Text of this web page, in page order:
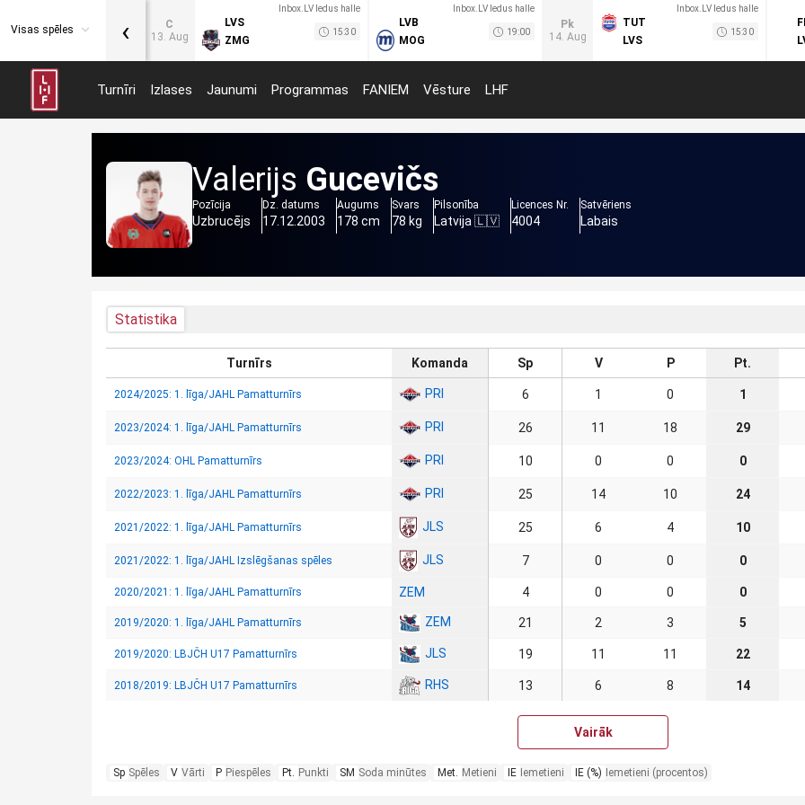
Visas spēles
C
13. Aug
Inbox.LV ledus halle
LVS
ZMG
15:30
Inbox.LV ledus halle
LVB
MOG
19:00
Pk
14. Aug
Inbox.LV ledus halle
TUT
LVS
15:30
‹
Turnīri Izlases Jaunumi Programmas FANIEM Vēsture LHF
Valerijs Gucevičs
Pozīcija
Uzbrucējs
Dz. datums
17.12.2003
Augums
178 cm
Svars
78 kg
Pilsonība
Latvija 🇱🇻
Licences Nr.
4004
Satvēriens
Labais
Statistika
Turnīrs Komanda Sp V P Pt.
2024/2025: 1. līga/JAHL Pamatturnīrs PRI 6 1 0 1
2023/2024: 1. līga/JAHL Pamatturnīrs PRI 26 11 18 29
2023/2024: OHL Pamatturnīrs PRI 10 0 0 0
2022/2023: 1. līga/JAHL Pamatturnīrs PRI 25 14 10 24
2021/2022: 1. līga/JAHL Pamatturnīrs JLS 25 6 4 10
2021/2022: 1. līga/JAHL Izslēgšanas spēles JLS 7 0 0 0
2020/2021: 1. līga/JAHL Pamatturnīrs ZEM 4 0 0 0
2019/2020: 1. līga/JAHL Pamatturnīrs ZEM 21 2 3 5
2019/2020: LBJČH U17 Pamatturnīrs JLS 19 11 11 22
2018/2019: LBJČH U17 Pamatturnīrs RHS 13 6 8 14
Vairāk
Sp Spēles V Vārti P Piespēles Pt. Punkti SM Soda minūtes Met. Metieni IE Iemetieni IE (%) Iemetieni (procentos)